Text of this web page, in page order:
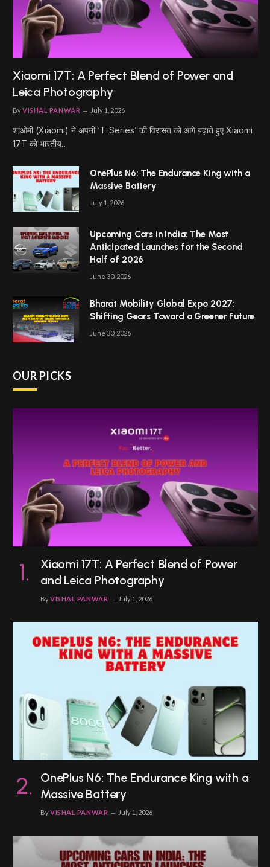
Xiaomi 17T: A Perfect Blend of Power and
Leica Photography
ByVISHAL PANWAR July 1, 2026
शाओमी (Xiaomi) ने अपनी ‘T-Series’ की विरासत को आगे बढ़ाते हुए Xiaomi
17T को भारतीय…
OnePlus N6: The Endurance King with a
Massive Battery
July 1, 2026
Upcoming Cars in India: The Most
Anticipated Launches for the Second
Half of 2026
June 30, 2026
Bharat Mobility Global Expo 2027:
Shifting Gears Toward a Greener Future
June 30, 2026
OUR PICKS
Xiaomi 17T: A Perfect Blend of Power
and Leica Photography
ByVISHAL PANWAR July 1, 2026
OnePlus N6: The Endurance King with a
Massive Battery
ByVISHAL PANWAR July 1, 2026